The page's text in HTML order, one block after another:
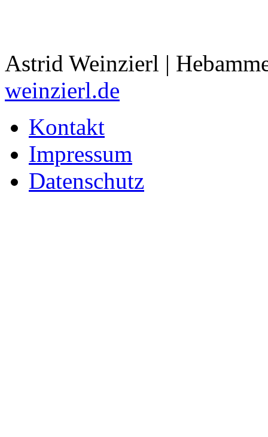
Astrid Weinzierl |
weinzierl.de
Kontakt
Impressum
Datenschutz